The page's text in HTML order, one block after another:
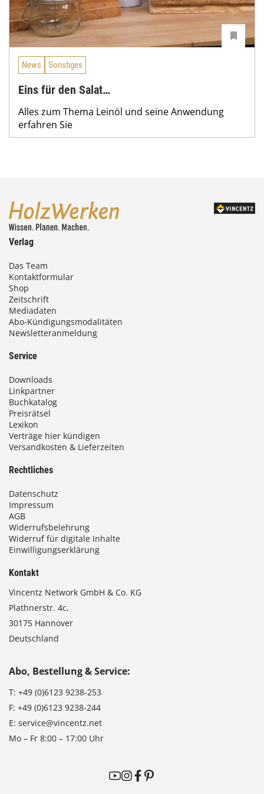
News Sonstiges
Eins für den Salat…
Alles zum Thema Leinöl und seine Anwendung
erfahren Sie
Verlag
Das Team
Kontaktformular
Shop
Zeitschrift
Mediadaten
Abo-Kündigungsmodalitäten
Newsletteranmeldung
Service
Downloads
Linkpartner
Buchkatalog
Preisrätsel
Lexikon
Verträge hier kündigen
Versandkosten & Lieferzeiten
Rechtliches
Datenschutz
Impressum
AGB
Widerrufsbelehrung
Widerruf für digitale Inhalte
Einwilligungserklärung
Kontakt
Vincentz Network GmbH & Co. KG
Plathnerstr. 4c,
30175 Hannover
Deutschland
Abo, Bestellung & Service:
T: +49 (0)6123 9238-253
F: +49 (0)6123 9238-244
E: service@vincentz.net
Mo – Fr 8:00 – 17:00 Uhr